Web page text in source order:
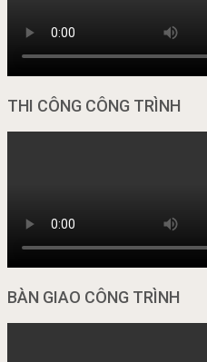
THI CÔNG CÔNG TRÌNH
BÀN GIAO CÔNG TRÌNH